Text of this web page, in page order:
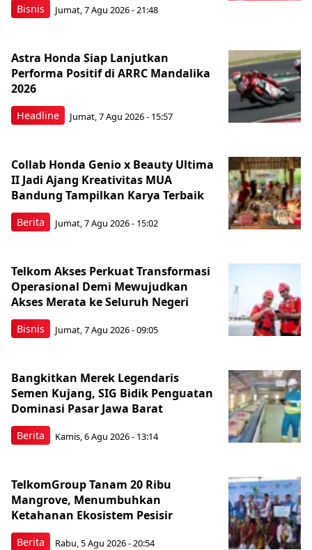
Bisnis Jumat, 7 Agu 2026 - 21:48
Headline
Astra Honda Siap Lanjutkan
Performa Positif di ARRC Mandalika
2026
Jumat, 7 Agu 2026 - 15:57
Berita
Collab Honda Genio x Beauty Ultima
II Jadi Ajang Kreativitas MUA
Bandung Tampilkan Karya Terbaik
Jumat, 7 Agu 2026 - 15:02
Bisnis
Telkom Akses Perkuat Transformasi
Operasional Demi Mewujudkan
Akses Merata ke Seluruh Negeri
Jumat, 7 Agu 2026 - 09:05
Berita
Bangkitkan Merek Legendaris
Semen Kujang, SIG Bidik Penguatan
Dominasi Pasar Jawa Barat
Kamis, 6 Agu 2026 - 13:14
Berita
TelkomGroup Tanam 20 Ribu
Mangrove, Menumbuhkan
Ketahanan Ekosistem Pesisir
Rabu, 5 Agu 2026 - 20:54